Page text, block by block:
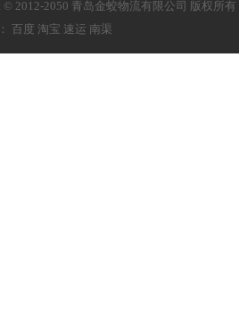
© 2012-2050 青岛金蛟物流有限公司 版权所
百度 淘宝 速运 南渠